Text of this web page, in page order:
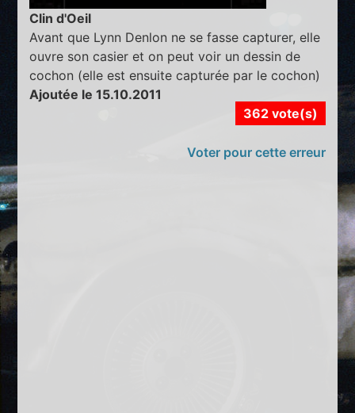
Clin d'Oeil
Avant que Lynn Denlon ne se fasse capturer, elle
ouvre son casier et on peut voir un dessin de
cochon (elle est ensuite capturée par le cochon)
Ajoutée le 15.10.2011
362 vote(s)
Voter pour cette erreur